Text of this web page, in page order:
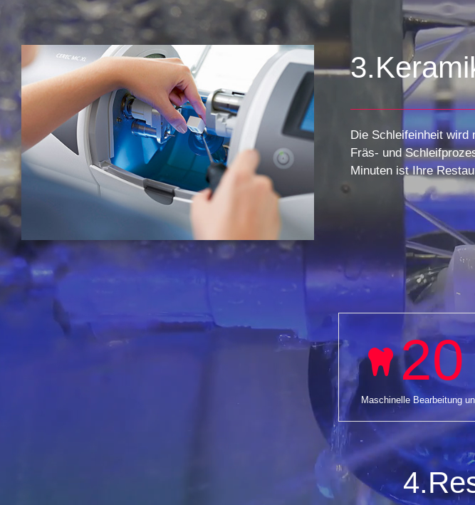
Die Schleifeinheit
Fräs- und
Minuten ist Ihre
20
Maschinelle Bearbeitung